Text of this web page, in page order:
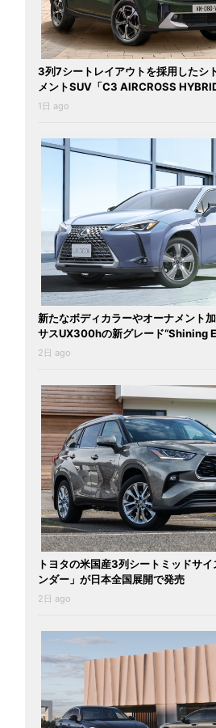
3列7シートレイアウトを採用したシ
メントSUV「C3 AIRCROSS
1日 ago
新たなボディカラーやオーナメント
サスUX300hの新グレード“Shining
2日 ago
トヨタの米国産3列シートミッドサ
ンダー」が日本全国展開で発売
2日 ago